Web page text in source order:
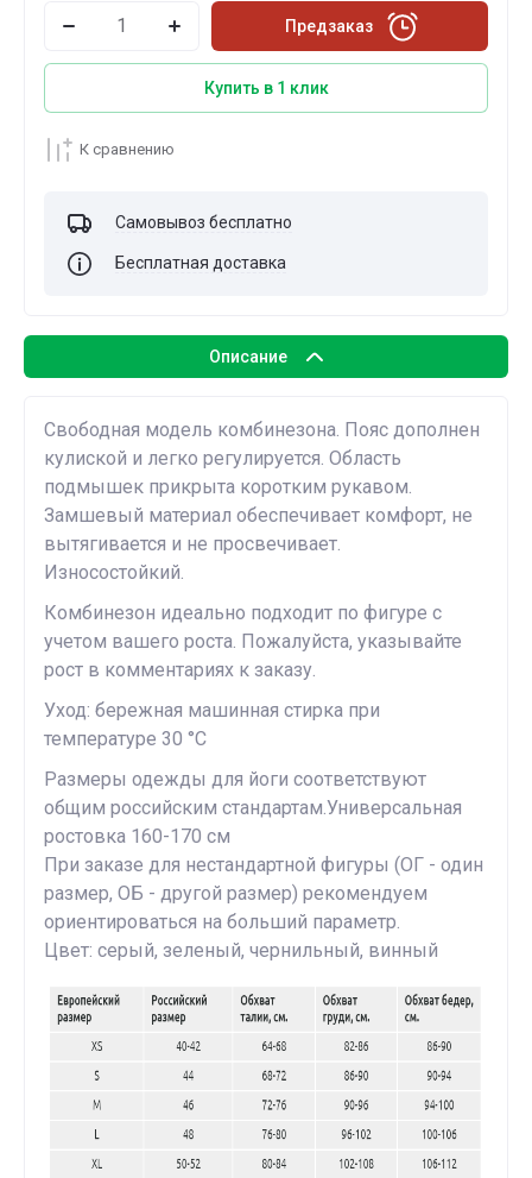
Предзаказ
Купить в 1 клик
К сравнению
Самовывоз бесплатно
Бесплатная доставка
Описание
Свободная модель комбинезона. Пояс дополнен
кулиской и легко регулируется. Область
подмышек прикрыта коротким рукавом.
Замшевый материал обеспечивает комфорт, не
вытягивается и не просвечивает.
Износостойкий.
Комбинезон идеально подходит по фигуре с
учетом вашего роста. Пожалуйста, указывайте
рост в комментариях к заказу.
Уход: бережная машинная стирка при
температуре 30 °C
Размеры одежды для йоги соответствуют
общим российским стандартам.Универсальная
ростовка 160-170 см
При заказе для нестандартной фигуры (ОГ - один
размер, ОБ - другой размер) рекомендуем
ориентироваться на больший параметр.
Цвет: серый, зеленый, чернильный, винный